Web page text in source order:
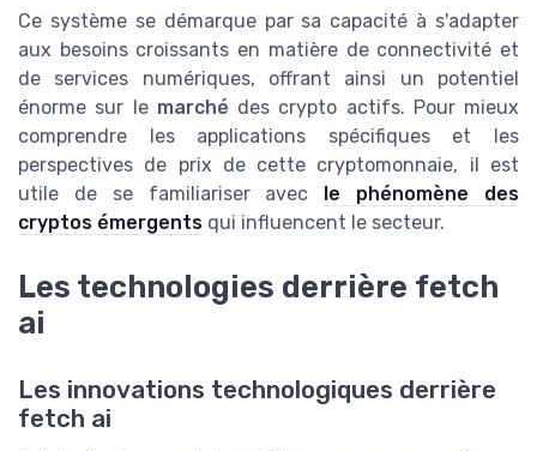
Ce système se démarque par sa capacité à s'adapter
aux besoins croissants en matière de connectivité et
de services numériques, offrant ainsi un potentiel
énorme sur le marché des crypto actifs. Pour mieux
comprendre les applications spécifiques et les
perspectives de prix de cette cryptomonnaie, il est
utile de se familiariser avec le phénomène des
cryptos émergents qui influencent le secteur.
Les technologies derrière fetch
ai
Les innovations technologiques derrière
fetch ai